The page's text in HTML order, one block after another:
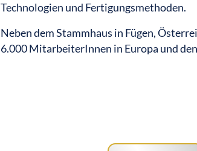
Technologien und Fertigungsmethoden.
Neben dem Stammhaus in Fügen,
6.000 MitarbeiterInnen in Europa und